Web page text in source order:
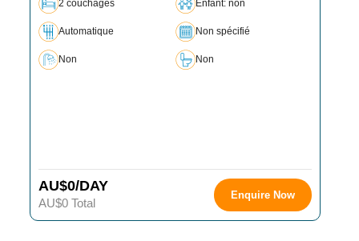
2 couchages Enfant: non
Automatique Non spécifié
Non Non
AU$0/DAY
AU$0 Total
Enquire Now